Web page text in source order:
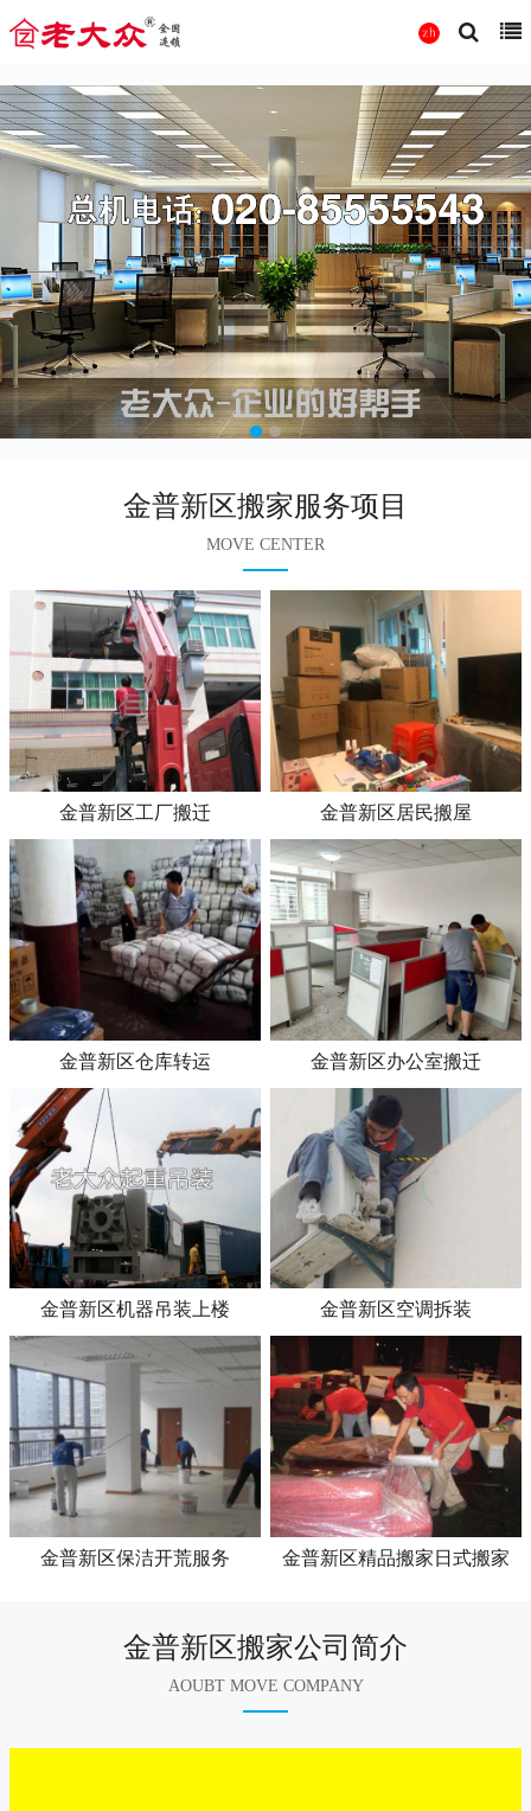
金普新区搬家服务项目
MOVE CENTER
金普新区工厂搬迁 金普新区居民搬屋
金普新区仓库转运 金普新区办公室搬迁
金普新区机器吊装上楼 金普新区空调拆装
金普新区保洁开荒服务 金普新区精品搬家日式搬家
金普新区搬家公司简介
AOUBT MOVE COMPANY